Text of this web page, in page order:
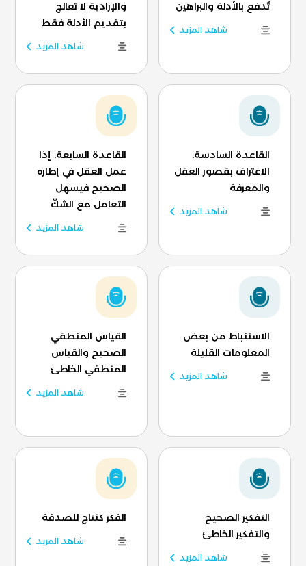
تُدفع بالأدلة والبراهين
شاهد المزيد
والإرادية لا تعالج
بتقديم الأدلة فقط
شاهد المزيد
القاعدة السادسة:
الاعتراف بقصور العقل
والمعرفة
شاهد المزيد
القاعدة السابعة: إذا
عمل العقل في إطاره
الصحيح فيسهل
التعامل مع الشكّ
شاهد المزيد
الاستنباط من بعض
المعلومات القليلة
شاهد المزيد
القياس المنطقي
الصحيح والقياس
المنطقي الخاطئ
شاهد المزيد
التفكير الصحيح
والتفكير الخاطئ
شاهد المزيد
الفكر كنتاج للصدفة
شاهد المزيد